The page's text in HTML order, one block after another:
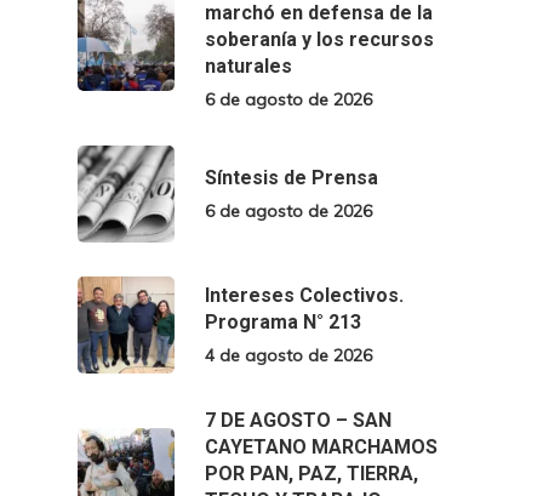
marchó en defensa de la
soberanía y los recursos
naturales
6 de agosto de 2026
Síntesis de Prensa
6 de agosto de 2026
Intereses Colectivos.
Programa N° 213
4 de agosto de 2026
7 DE AGOSTO – SAN
CAYETANO MARCHAMOS
POR PAN, PAZ, TIERRA,